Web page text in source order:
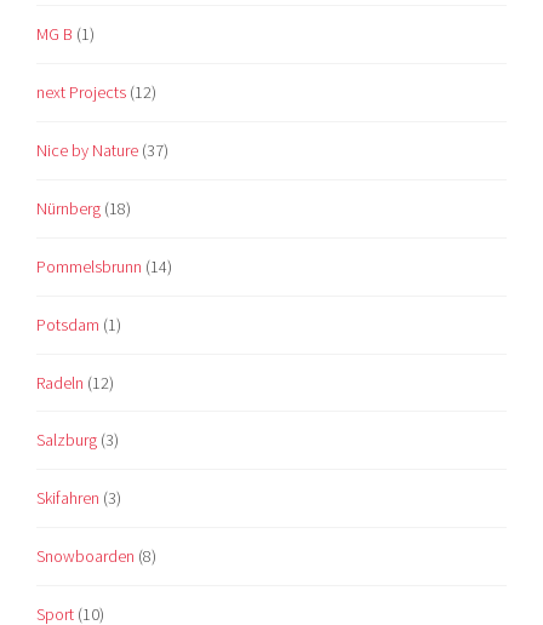
MG B (1)
next Projects (12)
Nice by Nature (37)
Nürnberg (18)
Pommelsbrunn (14)
Potsdam (1)
Radeln (12)
Salzburg (3)
Skifahren (3)
Snowboarden (8)
Sport (10)